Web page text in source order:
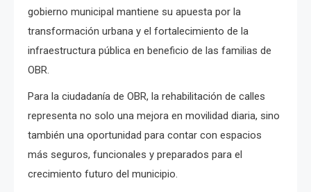
gobierno municipal mantiene su apuesta por la
transformación urbana y el fortalecimiento de la
infraestructura pública en beneficio de las familias de
OBR.
Para la ciudadanía de OBR, la rehabilitación de calles
representa no solo una mejora en movilidad diaria, sino
también una oportunidad para contar con espacios
más seguros, funcionales y preparados para el
crecimiento futuro del municipio.